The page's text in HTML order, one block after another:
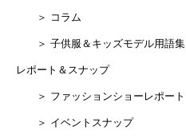
＞ コラム
＞ 子供服＆キッズモデル用語集
レポート＆スナップ
＞ ファッションショーレポート
＞ イベントスナップ